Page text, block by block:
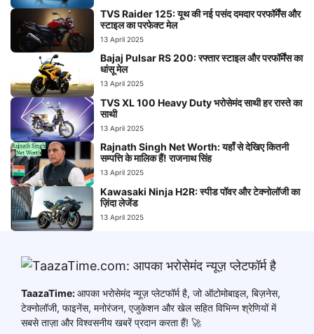
TVS Raider 125: यूथ की नई पसंद दमदार परफॉर्मेंस और
स्टाइल का परफेक्ट मेल
13 April 2025
Bajaj Pulsar RS 200: रफ्तार स्टाइल और परफॉर्मेंस का
धांसू मेल
13 April 2025
TVS XL 100 Heavy Duty भरोसेमंद साथी हर रास्ते का
साथी
13 April 2025
Rajnath Singh Net Worth: यहाँ से देखिए कितनी
सम्पत्ति के मालिक हैं! राजनाथ सिंह
13 April 2025
Kawasaki Ninja H2R: स्पीड पॉवर और टेक्नोलॉजी का
ज़िंदा लेजेंड
13 April 2025
TaazaTime:आपका भरोसेमंद न्यूज़ प्लेटफॉर्म है, जो ऑटोमोबाइल, बिज़नेस,
टेक्नोलॉजी, फाइनेंस, मनोरंजन, एजुकेशन और खेल सहित विभिन्न श्रेणियों में
सबसे ताज़ा और विश्वसनीय खबरें प्रदान करता हैं! 🚀